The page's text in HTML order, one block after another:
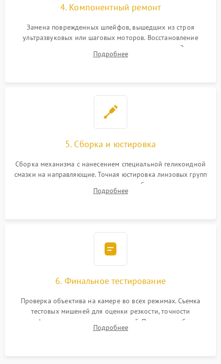
4. Компонентный ремонт
Замена поврежденных шлейфов, вышедших из строя
ультразвуковых или шаговых моторов. Восстановление
геометрии направляющих при заклинивании зума. Замена
неисправного блока диафрагмы, датчиков положения или
Подробнее
5. Сборка и юстировка
Сборка механизма с нанесением специальной геликоидной
смазки на направляющие. Точная юстировка линзовых групп
программным или механическим способом для устранения
бэк
Подробнее
6. Финальное тестирование
Проверка объектива на камере во всех режимах. Съемка
тестовых мишеней для оценки резкости, точности
автофокуса и отсутствия искажений. Проверка работы
диафрагмы на закрытых значениях и тестирование
Подробнее